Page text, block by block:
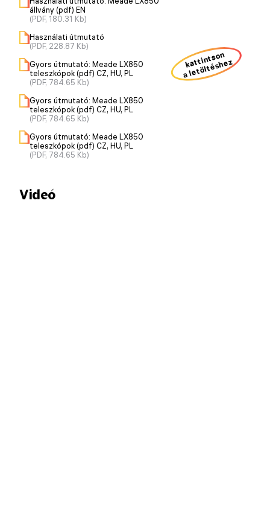
állvány (pdf) EN
(PDF, 180.31 Kb)
Használati útmutató
(PDF, 228.87 Kb)
Gyors útmutató: Meade LX850
teleszkópok (pdf) CZ, HU, PL
(PDF, 784.65 Kb)
Gyors útmutató: Meade LX850
teleszkópok (pdf) CZ, HU, PL
(PDF, 784.65 Kb)
Gyors útmutató: Meade LX850
teleszkópok (pdf) CZ, HU, PL
(PDF, 784.65 Kb)
kattintson
a letöltéshez
Videó